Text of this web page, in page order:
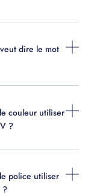
dire le mot
couleur utiliser
?
police utiliser
?